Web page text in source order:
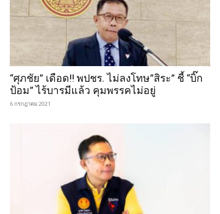
“ศุภชัย” เดือด!! พปชร. ไม่ลงโทษ”สิระ” ชี้ “บิ๊ก
ป้อม” ไร้บารมีแล้ว คุมพรรคไม่อยู่
6 กรกฎาคม 2021